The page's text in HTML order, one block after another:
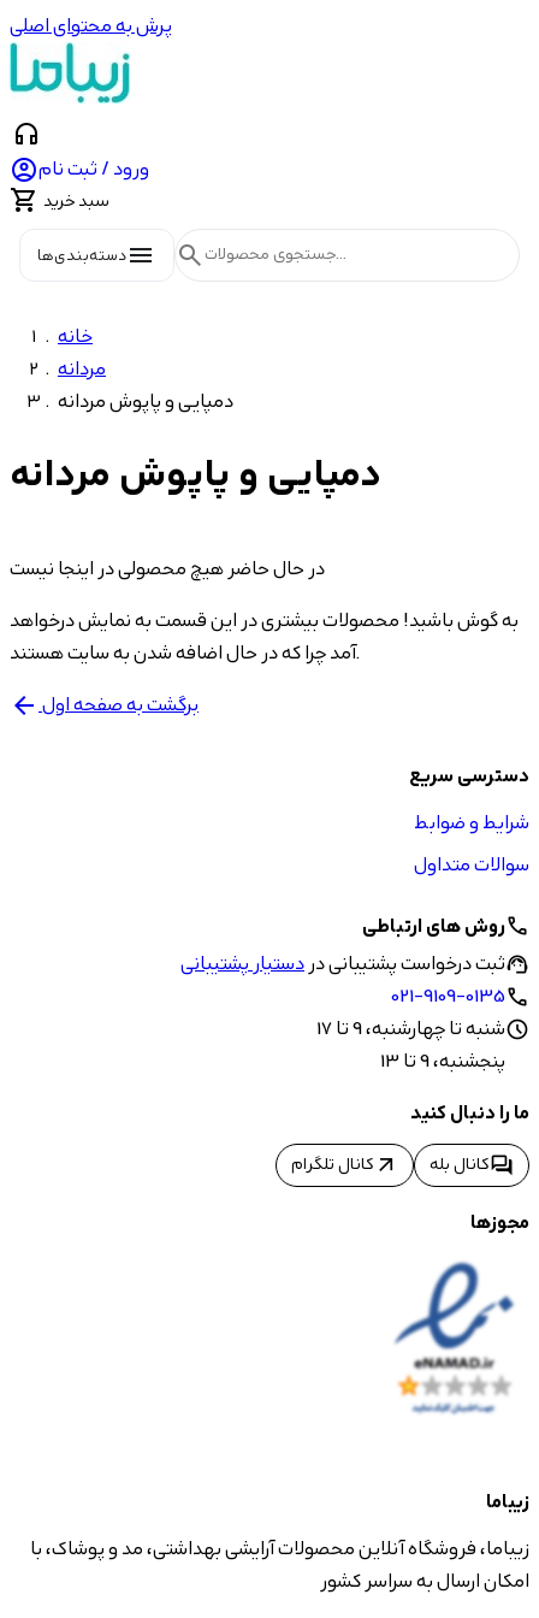
پرش به محتوای اصلی
headphones
ورود / ثبت نام
 سبد خرید
menuدسته‌بندی‌ها search
خانه
مردانه
دمپایی و پاپوش مردانه
دمپایی و پاپوش مردانه
در حال حاضر هیچ محصولی در اینجا نیست
به گوش باشید! محصولات بیشتری در این قسمت به نمایش درخواهد
آمد چرا که در حال اضافه شدن به سایت هستند.
arrow_back برگشت به صفحه اول
دسترسی سریع
شرایط و ضوابط
سوالات متداول
callروش های ارتباطی
support_agentثبت درخواست پشتیبانی دردستیار پشتیبانی
call
021-9109-0135
scheduleشنبه تا چهارشنبه، 9 تا 17
پنجشنبه، 9 تا 13
ما را دنبال کنید
forumکانال بله arrow_outward کانال تلگرام
مجوزها
زیباما
زیباما، فروشگاه آنلاین محصولات آرایشی بهداشتی، مد و پوشاک، با
امکان ارسال به سراسر کشور